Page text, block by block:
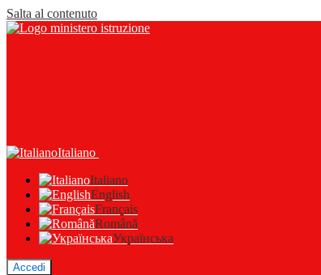
Salta al contenuto
Italiano
Italiano
English
Français
Română
Українська
Accedi